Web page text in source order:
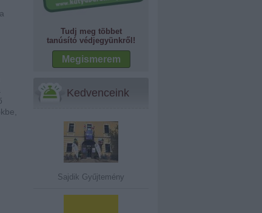
Tudj meg többet
tanúsító védjegyünkről!
Megismerem
Kedvenceink
Sajdik Gyűjtemény